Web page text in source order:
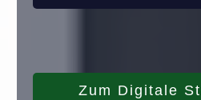
Zum Digitale